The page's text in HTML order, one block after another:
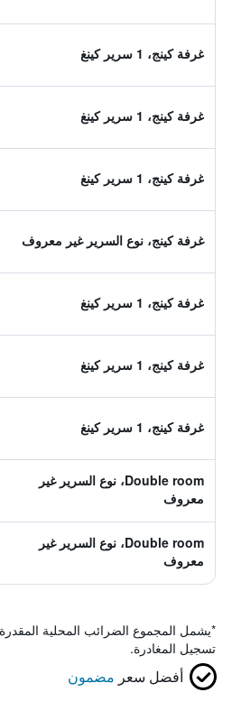
غرفة كينج، 1 سرير كينغ
غرفة كينج، 1 سرير كينغ
غرفة كينج، 1 سرير كينغ
غرفة كينج، نوع السرير غير معروف
غرفة كينج، 1 سرير كينغ
غرفة كينج، 1 سرير كينغ
غرفة كينج، 1 سرير كينغ
Double room، نوع السرير غير
معروف
Double room، نوع السرير غير
معروف
*يشمل المجموع الضرائب المحلية
تسجيل المغادرة.
أفضل سعر مضمون